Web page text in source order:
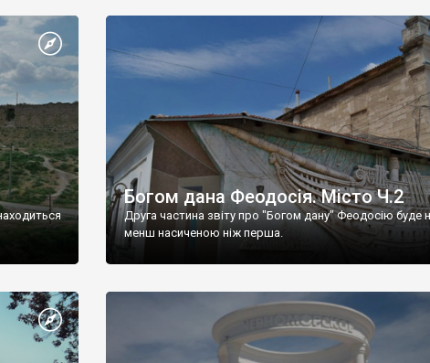
Богом дана Феодосія. Місто Ч.2
Друга частина звіту про "Богом дану" Феодосію буде
менш насиченою ніж перша.